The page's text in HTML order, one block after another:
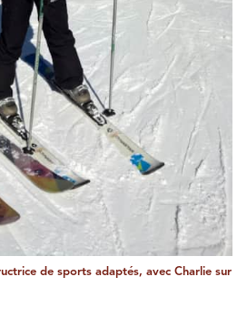
de sports adaptés, avec Charlie sur